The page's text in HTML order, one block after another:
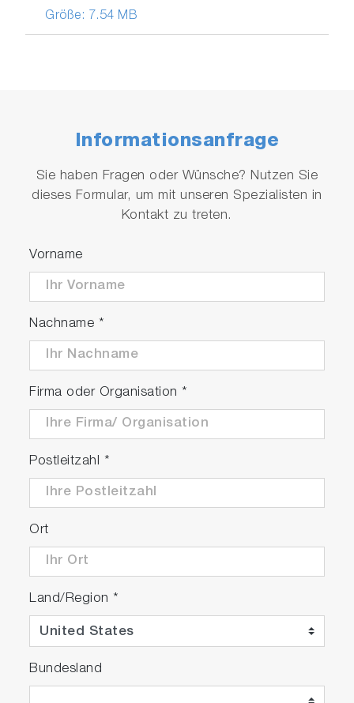
Größe: 7.54 MB
Informationsanfrage
Sie haben Fragen oder Wünsche? Nutzen Sie
dieses Formular, um mit unseren Spezialisten in
Kontakt zu treten.
Vorname
Nachname *
Firma oder Organisation *
Postleitzahl *
Ort
Land/Region *
Bundesland